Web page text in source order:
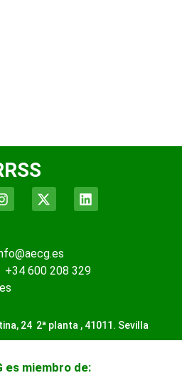
+34 600 208 329
24 2ª planta , 41011. Sevilla
es miembro de: